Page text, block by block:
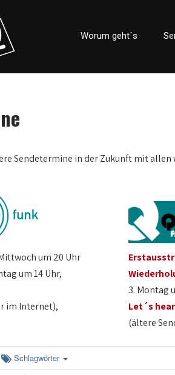
Worum geht´s
Sendetermine in der Zukunft mit
um 20 Uhr
um 14 Uhr,
im Internet),
3. Montag
Let´s
(ältere
Schlagwörter